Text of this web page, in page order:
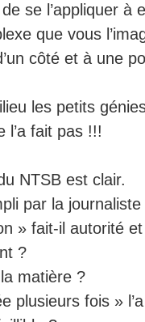
se l’appliquer à
que vous
côté et à une
les petits
l’a fait pas !!!
NTSB est clair.
par la
» fait-il autorité
?
matière ?
plusieurs fois »